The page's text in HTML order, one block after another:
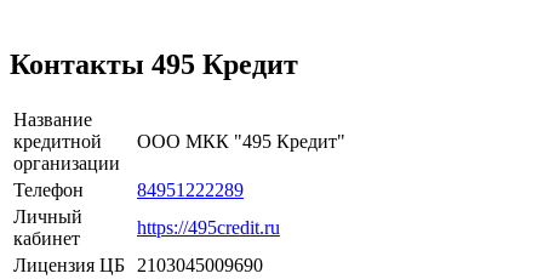
Контакты 495 Кредит
Название
кредитной
организации
ООО МКК "495 Кредит"
Телефон
84951222289
Личный
кабинет
https://495credit.ru
Лицензия ЦБ
2103045009690